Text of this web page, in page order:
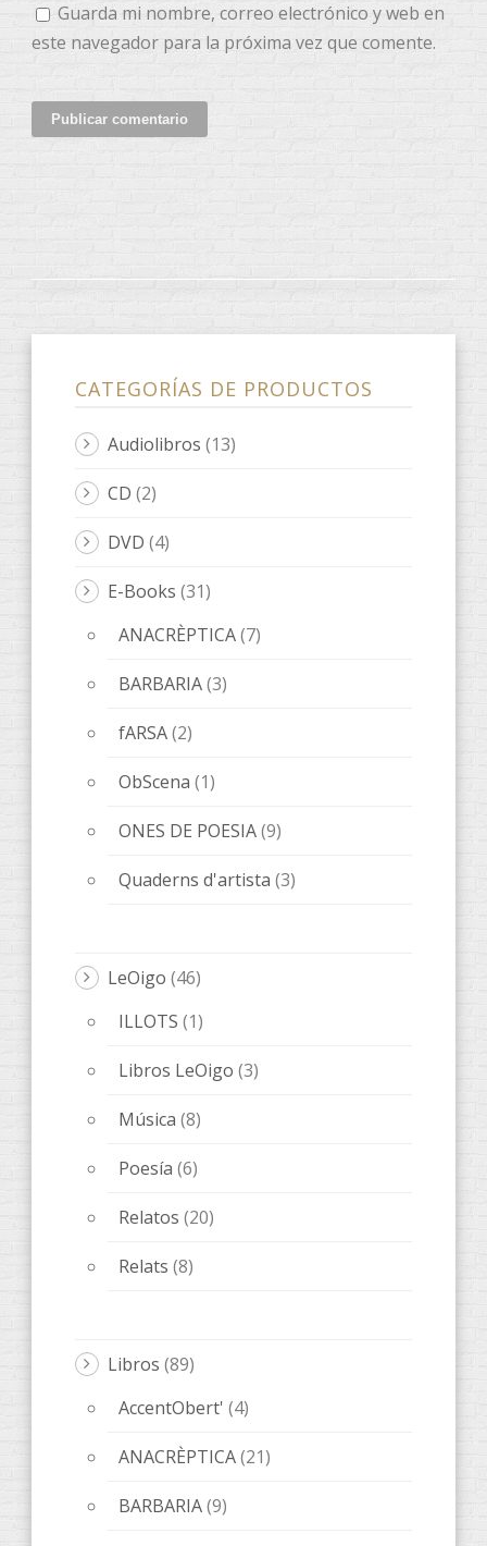
Guarda mi nombre, correo electrónico y web en
este navegador para la próxima vez que comente.
CATEGORÍAS DE PRODUCTOS
Audiolibros (13)
CD (2)
DVD (4)
E-Books (31)
ANACRÈPTICA(7)
BARBARIA(3)
fARSA(2)
ObScena (1)
ONES DE POESIA(9)
Quaderns d'artista (3)
LeOigo (46)
ILLOTS (1)
Libros LeOigo (3)
Música (8)
Poesía (6)
Relatos (20)
Relats (8)
Libros (89)
AccentObert' (4)
ANACRÈPTICA(21)
BARBARIA(9)